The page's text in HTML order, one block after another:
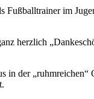
im
herzlich
in der